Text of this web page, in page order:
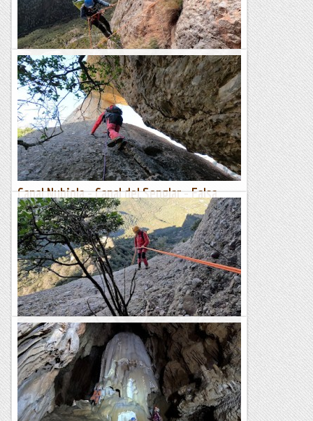
Blog de muntanya
Canal del Gat i Canal dels Sonats (variant)
Una nova aventura montserratina, aquesta vegada per la
zona del Serrat de les Garrigoses, per sobre de les Coves del
Salnitre. Ha estat un recorregut molt...
Blog de muntanya
Canal Nubiola - Canal del Senglar - Falsa
Foca
Avui hem fet una activitat singular a Montserrat, per la Regió
d'Ecos. Un llarg recorregut per roques, canals i agulles que
ens ha deixat ben satisfets i ens ha...
Blog de muntanya
La Bandereta i la Canal de la Palangana
Una nova matinal montserratina, aquesta vegada per les
canals de la cara nord de la Regió d'Agulles. L'objectiu
principal era la Canal de la Palangana, que...
Blog de muntanya